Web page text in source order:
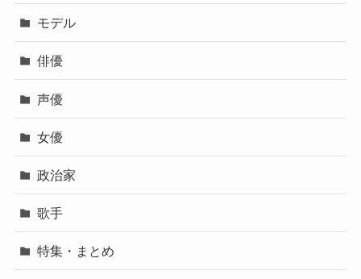
モデル
俳優
声優
女優
政治家
歌手
特集・まとめ